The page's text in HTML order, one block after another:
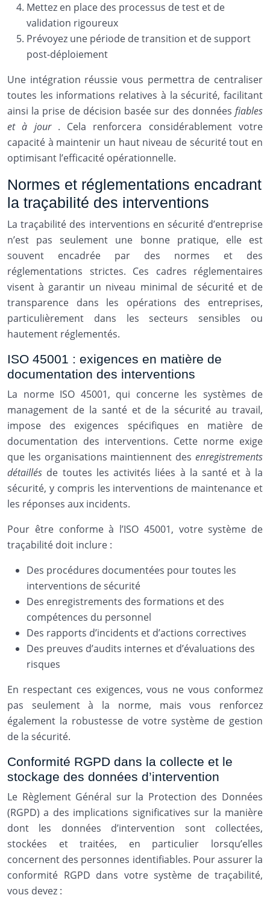
Mettez en place des processus de test et de
validation rigoureux
Prévoyez une période de transition et de support
post-déploiement
Une intégration réussie vous permettra de centraliser
toutes les informations relatives à la sécurité, facilitant
ainsi la prise de décision basée sur des données fiables
et à jour . Cela renforcera considérablement votre
capacité à maintenir un haut niveau de sécurité tout en
optimisant l’efficacité opérationnelle.
Normes et réglementations encadrant
la traçabilité des interventions
La traçabilité des interventions en sécurité d’entreprise
n’est pas seulement une bonne pratique, elle est
souvent encadrée par des normes et des
réglementations strictes. Ces cadres réglementaires
visent à garantir un niveau minimal de sécurité et de
transparence dans les opérations des entreprises,
particulièrement dans les secteurs sensibles ou
hautement réglementés.
ISO 45001 : exigences en matière de
documentation des interventions
La norme ISO 45001, qui concerne les systèmes de
management de la santé et de la sécurité au travail,
impose des exigences spécifiques en matière de
documentation des interventions. Cette norme exige
que les organisations maintiennent des enregistrements
détaillés de toutes les activités liées à la santé et à la
sécurité, y compris les interventions de maintenance et
les réponses aux incidents.
Pour être conforme à l’ISO 45001, votre système de
traçabilité doit inclure :
Des procédures documentées pour toutes les
interventions de sécurité
Des enregistrements des formations et des
compétences du personnel
Des rapports d’incidents et d’actions correctives
Des preuves d’audits internes et d’évaluations des
risques
En respectant ces exigences, vous ne vous conformez
pas seulement à la norme, mais vous renforcez
également la robustesse de votre système de gestion
de la sécurité.
Conformité RGPD dans la collecte et le
stockage des données d’intervention
Le Règlement Général sur la Protection des Données
(RGPD) a des implications significatives sur la manière
dont les données d’intervention sont collectées,
stockées et traitées, en particulier lorsqu’elles
concernent des personnes identifiables. Pour assurer la
conformité RGPD dans votre système de traçabilité,
vous devez :